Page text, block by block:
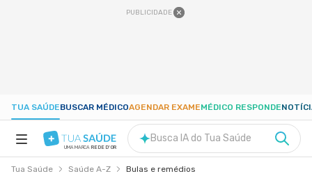
PUBLICIDADE
TUA SAÚDEBUSCAR MÉDICOAGENDAR EXAMEMÉDICO RESPONDE
UMA MARCA REDE D'OR
Busca IA do Tua Saúde
Tua Saúde Saúde A-Z Bulas e remédios